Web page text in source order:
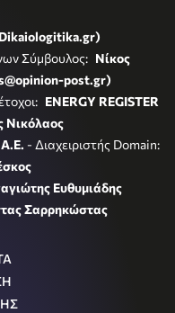
Σύμβουλος: Νίκος
post.gr)
ENERGY REGISTER
Νικόλαος
- Διαχειριστής Domain:
Ευθυμιάδης
Σαρρηκώστας